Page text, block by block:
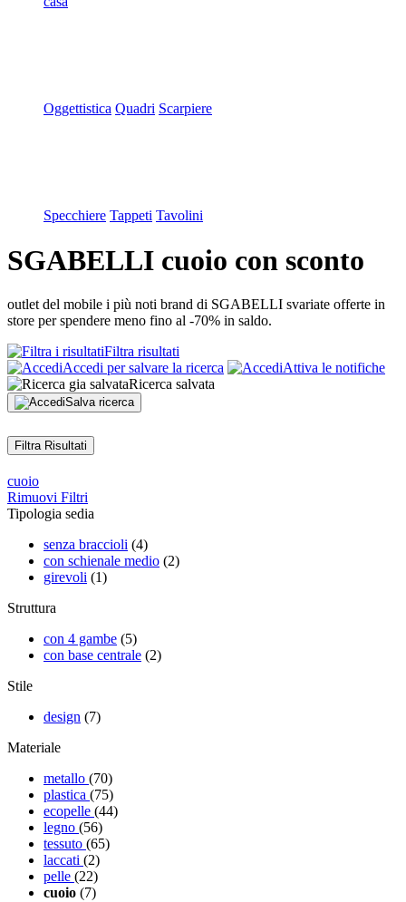
Oggettistica Quadri Scarpiere
Specchiere Tappeti Tavolini
SGABELLI cuoio con sconto
outlet del mobile i più noti brand di SGABELLI svariate offerte in
store per spendere meno fino al -70% in saldo.
Filtra risultati
Accedi per salvare la ricerca
Attiva le notifiche
Ricerca salvata
Salva ricerca
Filtra Risultati
cuoio
Rimuovi Filtri
Tipologia sedia
senza braccioli (4)
con schienale medio (2)
girevoli (1)
Struttura
con 4 gambe (5)
con base centrale (2)
Stile
design (7)
Materiale
metallo (70)
plastica (75)
ecopelle (44)
legno (56)
tessuto (65)
laccati (2)
pelle (22)
cuoio (7)